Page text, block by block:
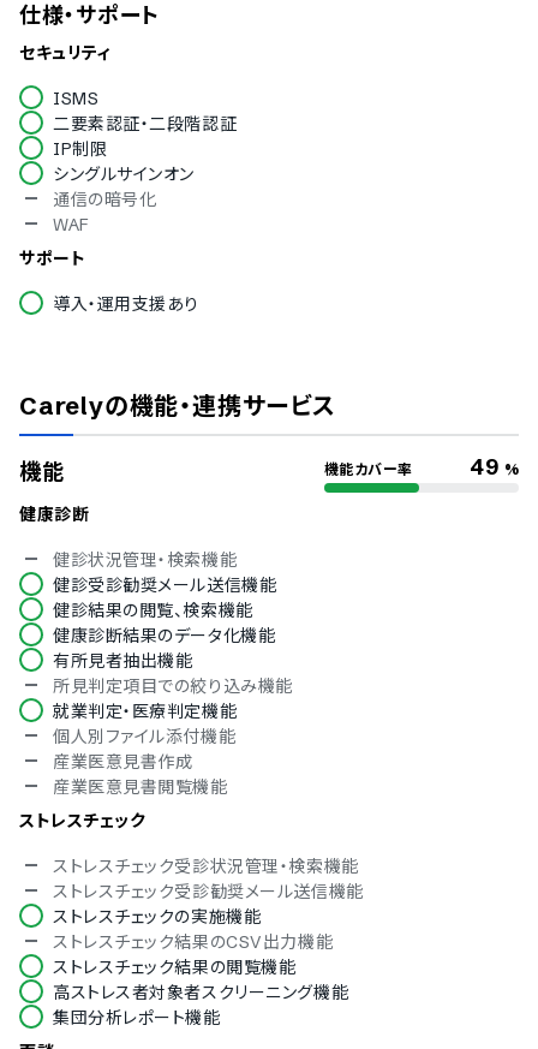
仕様・サポート
セキュリティ
ISMS
二要素認証・二段階認証
IP制限
シングルサインオン
通信の暗号化
WAF
サポート
導入・運用支援あり
Carelyの機能・連携サービス
機能 機能カバー率 49 %
健康診断
健診状況管理・検索機能
健診受診勧奨メール送信機能
健診結果の閲覧、検索機能
健康診断結果のデータ化機能
有所見者抽出機能
所見判定項目での絞り込み機能
就業判定・医療判定機能
個人別ファイル添付機能
産業医意見書作成
産業医意見書閲覧機能
ストレスチェック
ストレスチェック受診状況管理・検索機能
ストレスチェック受診勧奨メール送信機能
ストレスチェックの実施機能
ストレスチェック結果のCSV出力機能
ストレスチェック結果の閲覧機能
高ストレス者対象者スクリーニング機能
集団分析レポート機能